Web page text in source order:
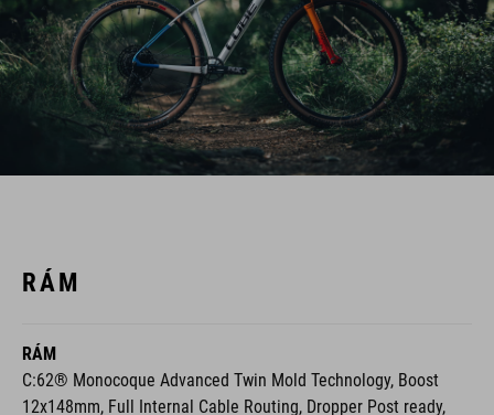
RÁM
RÁM
C:62® Monocoque Advanced Twin Mold Technology, Boost
12x148mm, Full Internal Cable Routing, Dropper Post ready,